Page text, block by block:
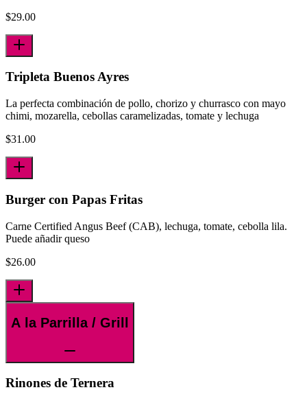
$29.00
Tripleta Buenos Ayres
La perfecta combinación de pollo, chorizo y churrasco con mayo
chimi, mozarella, cebollas caramelizadas, tomate y lechuga
$31.00
Burger con Papas Fritas
Carne Certified Angus Beef (CAB), lechuga, tomate, cebolla lila.
Puede añadir queso
$26.00
A la Parrilla / Grill
Rinones de Ternera